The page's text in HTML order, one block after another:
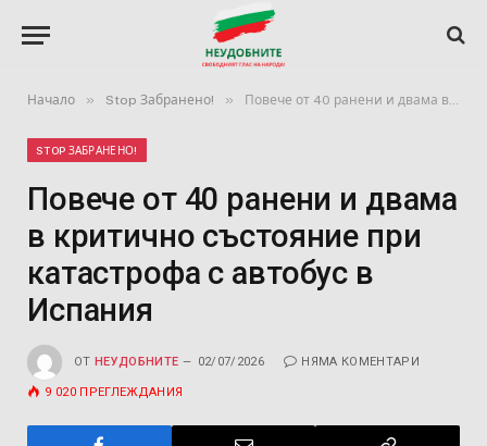
Начало » Stop Забранено! » Повече от 40 ранени и двама в критично състояние при катастрофа с автобус в Испания
STOP ЗАБРАНЕНО!
Повече от 40 ранени и двама
в критично състояние при
катастрофа с автобус в
Испания
ОТ НЕУДОБНИТЕ 02/07/2026 НЯМА КОМЕНТАРИ
9 020 ПРЕГЛЕЖДАНИЯ